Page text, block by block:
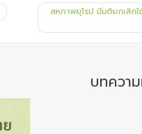
สหภาพยุโรป มีมติยกเลิกใ
บทควา